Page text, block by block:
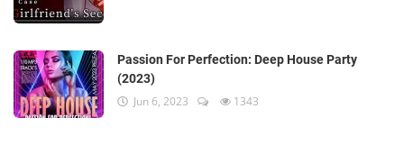
Passion For Perfection: Deep House Party
(2023)
Jun 6, 2023 1343